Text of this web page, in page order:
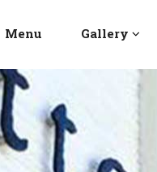
Menu Gallery